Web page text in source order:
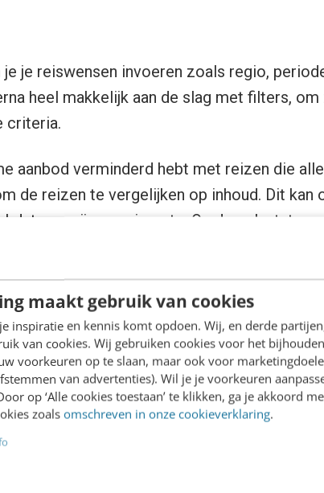
maakt gebruik van cookies
inspiratie en kennis komt opdoen. Wij, en derde
van cookies. Wij gebruiken cookies voor het
voorkeuren op te slaan, maar ook voor
van advertenties). Wil je je voorkeuren
op ‘Alle cookies toestaan’ te klikken, ga je akkoord
zoals omschreven in onze cookieverklaring.
je je reiswensen invoeren zoals regio,
heel makkelijk aan de slag met filters,
criteria.
aanbod verminderd hebt met reizen die
de reizen te vergelijken op inhoud. Dit kan
prijs en reisroute. Op deze laatste
zónder eerst met kleurpotloden aan
je de routes van de gevonden reizen
tussen de reizen kunt bekijken.”
facts?
werken heb ik besloten om de site te
moment is het al een erg waardevolle site
geloof ik in relatief snel een concept
de site doorontwikkelen. Aangezien de site